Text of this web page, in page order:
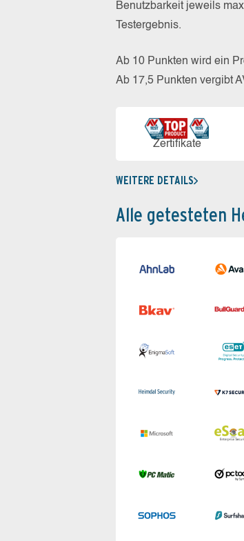
Benutzbarkeit jeweils
Testergebnis.
Ab 10 Punkten wird ein
Ab 17,5 Punkten vergibt
Zerti­fikate
WEITERE DETAILS
Alle getesteten